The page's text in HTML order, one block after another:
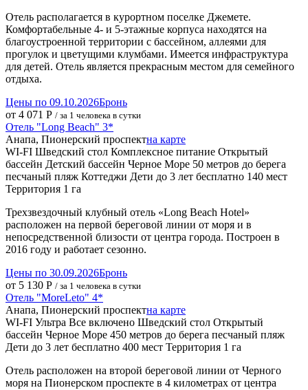
Отель располагается в курортном поселке Джемете.
Комфортабельные 4- и 5-этажные корпуса находятся на
благоустроенной территории с бассейном, аллеями для
прогулок и цветущими клумбами. Имеется инфраструктура
для детей. Отель является прекрасным местом для семейного
отдыха.
Цены по 09.10.2026Бронь
от 4 071 Р / за 1 человека в сутки
Отель "Long Beach" 3*
Анапа, Пионерский проспектна карте
WI-FI Шведский стол Комплексное питание Открытый
бассейн Детский бассейн Черное Море 50 метров до берега
песчаный пляж Коттеджи Дети до 3 лет бесплатно 140 мест
Территория 1 га
Трехзвездочный клубный отель «Long Beach Hotel»
расположен на первой береговой линии от моря и в
непосредственной близости от центра города. Построен в
2016 году и работает сезонно.
Цены по 30.09.2026Бронь
от 5 130 Р / за 1 человека в сутки
Отель "MoreLeto" 4*
Анапа, Пионерский проспектна карте
WI-FI Ультра Все включено Шведский стол Открытый
бассейн Черное Море 450 метров до берега песчаный пляж
Дети до 3 лет бесплатно 400 мест Территория 1 га
Отель расположен на второй береговой линии от Черного
моря на Пионерском проспекте в 4 километрах от центра